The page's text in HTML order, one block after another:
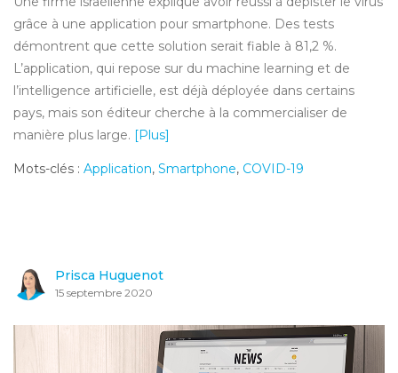
grâce à une application pour smartphone. Des tests
démontrent que cette solution serait fiable à 81,2 %.
L’application, qui repose sur du machine learning et de
l’intelligence artificielle, est déjà déployée dans certains
pays, mais son éditeur cherche à la commercialiser de
manière plus large. [Plus]
Mots-clés : Application, Smartphone, COVID-19
Prisca Huguenot
15 septembre 2020